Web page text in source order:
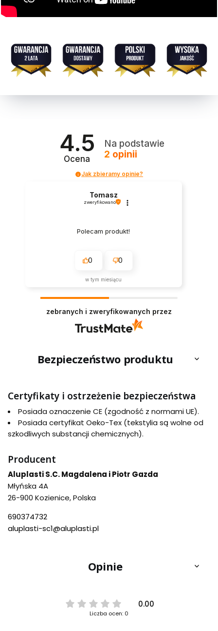
4.5
Ocena
Na podstawie
2 opinii
Jak zbieramy opinie?
Tomasz
zweryfikowano
Polecam produkt!
0 0
w tym miesiącu
zebranych i zweryfikowanych przez
Bezpieczeństwo produktu
Certyfikaty i ostrzeżenie bezpieczeństwa
Posiada oznaczenie CE (zgodność z normami UE).
Posiada certyfikat Oeko-Tex (tekstylia są wolne od
szkodliwych substancji chemicznych).
Producent
Aluplasti S.C. Magdalena i Piotr Gazda
Młyńska 4A
26-900 Kozienice, Polska
690374732
aluplasti-sc1@aluplasti.pl
Opinie
0.00
Liczba ocen: 0